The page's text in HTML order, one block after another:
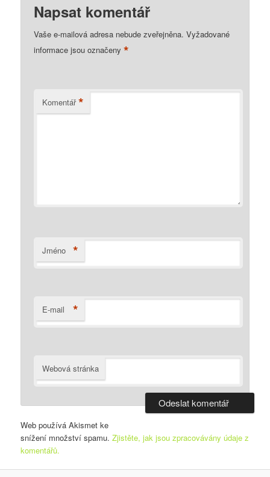
Napsat komentář
Vaše e-mailová adresa nebude zveřejněna. Vyžadované
informace jsou označeny*
Komentář *
Jméno *
E-mail *
Webová stránka
Web používá Akismet ke
snížení množství spamu.Zjistěte, jak jsou zpracovávány údaje z
komentářů.